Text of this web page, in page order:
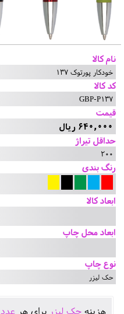
نام کالا
خودکار پورتوک 137
کد کالا
GBP-P137
قیمت
640,000 ریال
حداقل تیراژ
200
رنگ بندی
ابعاد کالا
ابعاد محل چاپ
نوع چاپ
حک لیزر
هزينهحک لیزر برای هرعدد